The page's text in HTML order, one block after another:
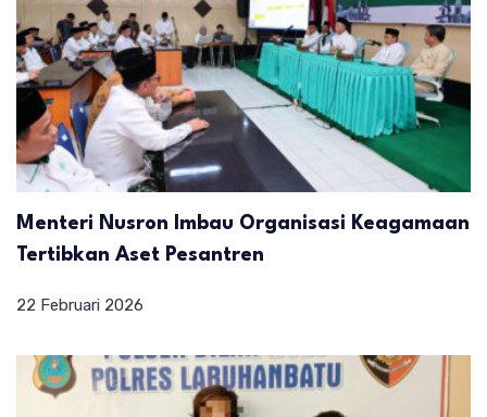
Menteri Nusron Imbau Organisasi Keagamaan
Tertibkan Aset Pesantren
22 Februari 2026